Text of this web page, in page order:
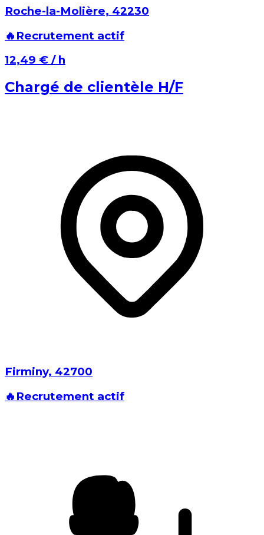
Roche-la-Molière⁩, ⁨42230⁩
🔥 Recrutement actif
⁨12,49 €⁩ / h
Chargé de clientèle H/F
Firminy⁩, ⁨42700⁩
🔥 Recrutement actif